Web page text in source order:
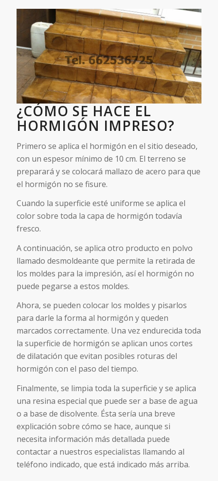
¿CÓMO SE HACE EL
HORMIGÓN IMPRESO?
Primero se aplica el hormigón en el sitio deseado,
con un espesor mínimo de 10 cm. El terreno se
preparará y se colocará mallazo de acero para que
el hormigón no se fisure.
Cuando la superficie esté uniforme se aplica el
color sobre toda la capa de hormigón todavía
fresco.
A continuación, se aplica otro producto en polvo
llamado desmoldeante que permite la retirada de
los moldes para la impresión, así el hormigón no
puede pegarse a estos moldes.
Ahora, se pueden colocar los moldes y pisarlos
para darle la forma al hormigón y queden
marcados correctamente. Una vez endurecida toda
la superficie de hormigón se aplican unos cortes
de dilatación que evitan posibles roturas del
hormigón con el paso del tiempo.
Finalmente, se limpia toda la superficie y se aplica
una resina especial que puede ser a base de agua
o a base de disolvente. Ésta sería una breve
explicación sobre cómo se hace, aunque si
necesita información más detallada puede
contactar a nuestros especialistas llamando al
teléfono indicado, que está indicado más arriba.